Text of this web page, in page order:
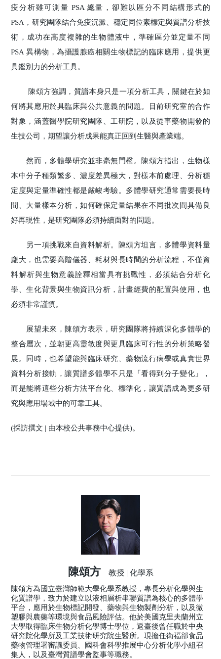
疫分析雖可測量 PSA 總量，卻難以區分不同結構形式的
PSA，研究團隊結合免疫沉澱、穩定同位素標定與質譜分析技
術，成功在高度複雜的生物體液中，準確區分並定量不同
PSA 異構物，為攝護腺癌相關生物標記的臨床應用，提供更
具鑑別力的分析工具。
陳頌方強調，質譜本身只是一項分析工具，關鍵在於如
何將其應用於具臨床與公共意義的問題。目前研究室的合作
對象，涵蓋醫學院研究團隊、工研院，以及從事藥物開發的
生技公司，期望讓分析成果能真正回到生醫與產業端。
然而，多體學研究並非毫無門檻。陳頌方指出，生物樣
本中分子種類繁多、濃度差異極大，對樣本前處理、分析穩
定度與定量準確性都是嚴峻考驗。多體學研究通常需要長時
間、大量樣本分析，如何確保定量結果在不同批次間具備良
好再現性，是研究團隊必須持續面對的問題。
另一項挑戰來自資料解析。陳頌方坦言，多體學資料量
龐大，也需要高階儀器、耗材與長時間的分析流程，不僅資
料解析與生物意義詮釋相當具有挑戰性，必須結合分析化
學、生化背景與生物資訊分析，計畫經費的配置與使用，也
必須非常謹慎。
展望未來，陳頌方表示，研究團隊將持續深化多體學的
整合層次，並朝更高靈敏度與更具臨床可行性的分析策略發
展。同時，也希望能與臨床研究、藥物流行病學或真實世界
資料分析接軌，讓質譜多體學不只是「看得到分子變化」，
而是能將這些分析方法平台化、標準化，讓質譜成為更多研
究與應用場域中的可靠工具。
(採訪撰文 | 由本校公共事務中心提供)。
陳頌方 教授 | 化學系
陳頌方為國立臺灣師範大學化學系教授，專長分析化學與生
化質譜學，致力於建立以液相層析串聯質譜為核心的多體學
平台，應用於生物標記開發、藥物與生物製劑分析，以及微
塑膠與農藥等環境與食品風險評估。他於美國克里夫蘭州立
大學取得臨床生物分析化學博士學位，返臺後曾任職於中央
研究院化學所及工業技術研究院生醫所。現擔任衛福部食品
藥物管理署審議委員、國科會科學推展中心分析化學小組召
集人，以及臺灣質譜學會監事等職務。